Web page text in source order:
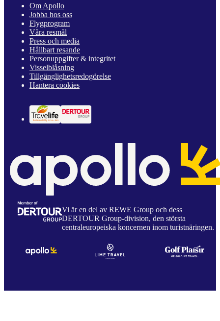
Om Apollo
Jobba hos oss
Flygprogram
Våra resmål
Press och media
Hållbart resande
Personuppgifter & integritet
Visselblåsning
Tillgänglighetsredogörelse
Hantera cookies
Vi är en del av REWE Group och dess
DERTOUR Group-division, den största
centraleuropeiska koncernen inom turistnäringen.